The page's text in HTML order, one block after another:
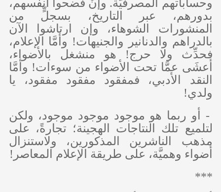
وحساباتهم المصرفيَّة. وإنْ فضحوا أنفسهم،
بدورهم، عبر التاريخ، بسجلٍّ من
المنشورات الشوهاء، وإن ارتاشوا الآن
بالدراهم والدنانير والجنيهات! وأمَّا الإعلام،
فحدِّث ولا حرج! هو منشغل بالأضواء،
أعشَى عمَّا تحت الأضواء من سوءات! وأمَّا
النقد الأدبي، فمفقود مفقود مفقود، يا
ولدي!
- أو ربما هو موجود موجود موجود، ولكن
لتلميع تلك النتاجات الهجينة؛ تجارةً، على
مذهب الناشرين المذكورين، ولاستنزال
أضواء وهميَّة، على طريقة الإعلام المعاصر!
***